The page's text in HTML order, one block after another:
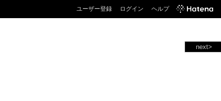
ユーザー登録 ログイン ヘルプ
next>